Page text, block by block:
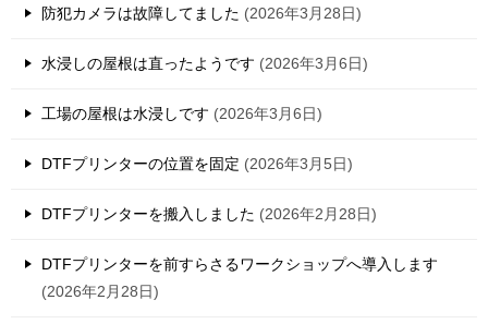
防犯カメラは故障してました 2026年3月28日
水浸しの屋根は直ったようです 2026年3月6日
工場の屋根は水浸しです 2026年3月6日
DTFプリンターの位置を固定 2026年3月5日
DTFプリンターを搬入しました 2026年2月28日
DTFプリンターを前すらさるワークショップへ導入します
2026年2月28日